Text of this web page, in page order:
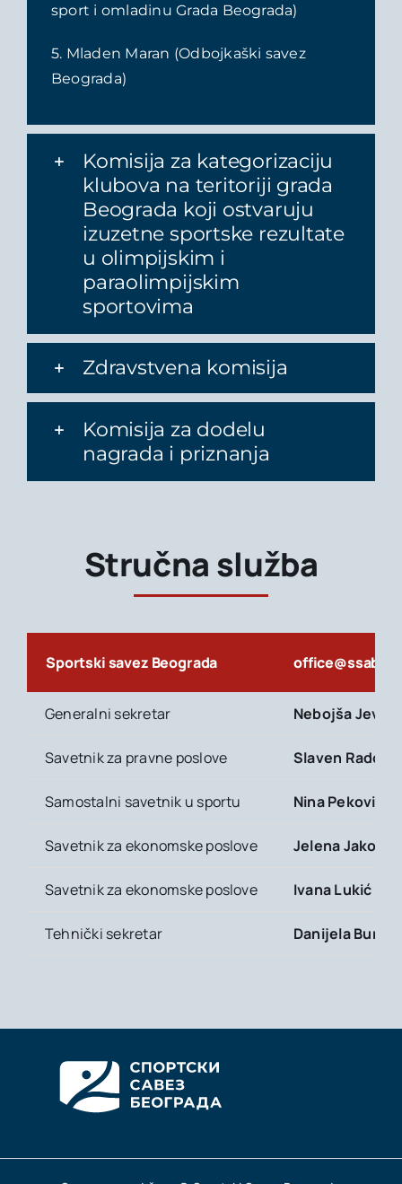
sport i omladinu Grada Beograda)
5. Mladen Maran (Odbojkaški savez
Beograda)
Komisija za kategorizaciju
klubova na teritoriji grada
Beograda koji ostvaruju
izuzetne sportske rezultate
u olimpijskim i
paraolimpijskim
sportovima
Zdravstvena komisija
Komisija za dodelu
nagrada i priznanja
Stručna služba
Sportski savez Beograda
Generalni sekretar Nebojša
Savetnik za pravne poslove Slaven
Samostalni savetnik u sportu Nina Peković-
Savetnik za ekonomske poslove Jelena
Savetnik za ekonomske poslove Ivana
Tehnički sekretar Danijela Burić